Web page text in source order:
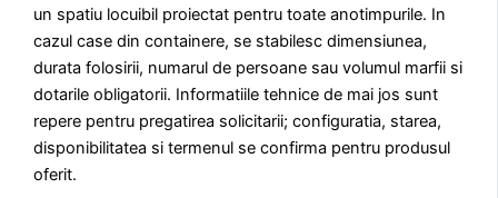
un spatiu locuibil proiectat pentru toate anotimpurile. In
cazul case din containere, se stabilesc dimensiunea,
durata folosirii, numarul de persoane sau volumul marfii si
dotarile obligatorii. Informatiile tehnice de mai jos sunt
repere pentru pregatirea solicitarii; configuratia, starea,
disponibilitatea si termenul se confirma pentru produsul
oferit.